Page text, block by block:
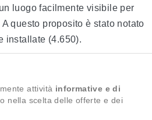
luogo facilmente visibile per
questo proposito è stato notato
installate (4.650).
attività informative e di
nella scelta delle offerte e dei